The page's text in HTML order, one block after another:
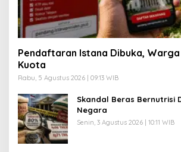
Pendaftaran Istana Dibuka,
Kuota
Rabu, 5 Agustus 2026 | 09:13 WIB
Skandal Beras Bernutrisi
Negara
Senin, 3 Agustus 2026 | 10:11 WIB